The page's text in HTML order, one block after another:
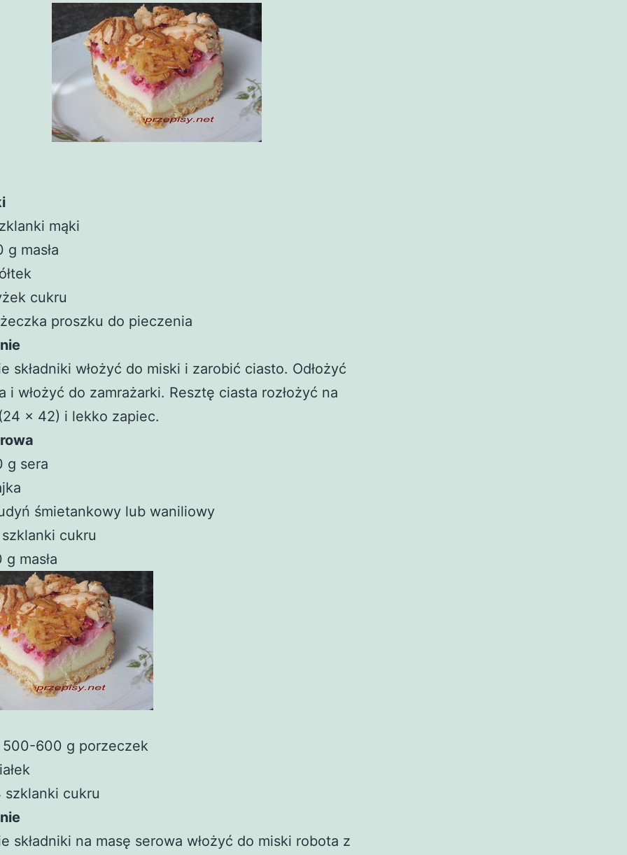
mąki
g masła
cukru
proszku do pieczenia
składniki włożyć do miski i zarobić ciasto. Odłożyć
i włożyć do zamrażarki. Resztę ciasta rozłożyć na
x 42) i lekko zapiec.
g sera
śmietankowy lub waniliowy
cukru
g masła
500-600 g porzeczek
szklanki cukru
składniki na masę serowa włożyć do miski robota z